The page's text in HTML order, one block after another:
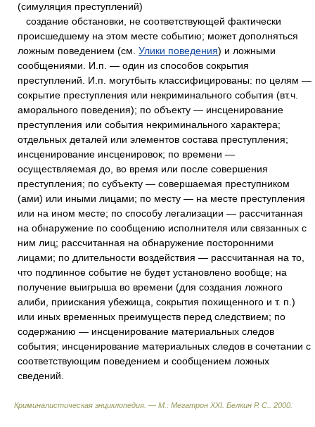
(симуляция преступлений)
создание обстановки, не соответствующей фактически
происшедшему на этом месте событию; может дополняться
ложным поведением (см. Улики поведения) и ложными
сообщениями. И.п. — один из способов сокрытия
преступлений. И.п. могутбыть классифицированы: по целям —
сокрытие преступления или некриминального события (вт.ч.
аморального поведения); по объекту — инсценирование
преступления или события некриминального характера;
отдельных деталей или элементов состава преступления;
инсценирование инсценировок; по времени —
осуществляемая до, во время или после совершения
преступления; по субъекту — совершаемая преступником
(ами) или иными лицами; по месту — на месте преступления
или на ином месте; по способу легализации — рассчитанная
на обнаружение по сообщению исполнителя или связанных с
ним лиц; рассчитанная на обнаружение посторонними
лицами; по длительности воздействия — рассчитанная на то,
что подлинное событие не будет установлено вообще; на
получение выигрыша во времени (для создания ложного
алиби, приискания убежища, сокрытия похищенного и т. п.)
или иных временных преимуществ перед следствием; по
содержанию — инсценирование материальных следов
события; инсценирование материальных следов в сочетании с
соответствующим поведением и сообщением ложных
сведений.
Криминалистическая энциклопедия. — М.: Мегатрон XXI Белкин Р. С. 2000